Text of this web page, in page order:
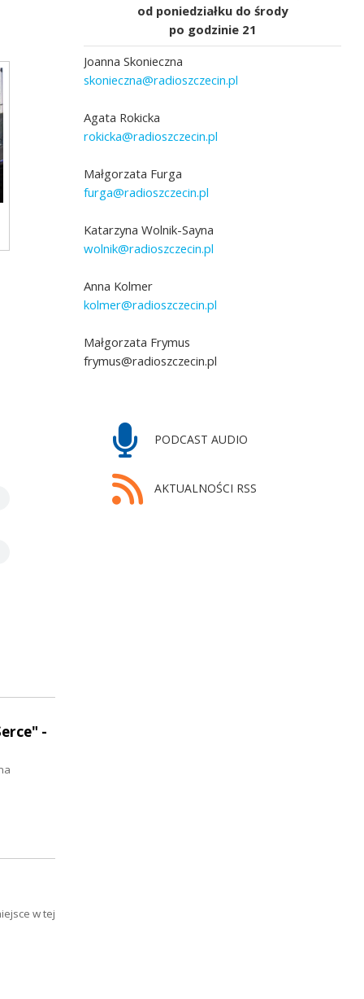
od poniedziałku do środy
po godzinie 21
Joanna Skonieczna
skonieczna@radioszczecin.pl
Agata Rokicka
rokicka@radioszczecin.pl
Małgorzata Furga
furga@radioszczecin.pl
Katarzyna Wolnik-Sayna
wolnik@radioszczecin.pl
Anna Kolmer
kolmer@radioszczecin.pl
Małgorzata Frymus
frymus@radioszczecin.pl
PODCAST AUDIO
AKTUALNOŚCI RSS
-
w tej